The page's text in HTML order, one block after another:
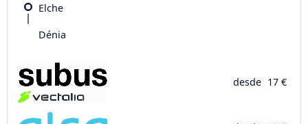
Elche
Dénia
desde 17 €